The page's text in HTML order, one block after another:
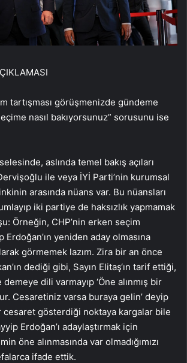
tartışması görüşmenizde gündeme
nasıl bakıyorsunuz” sorusunu ise
aslında temel bakış açıları
ile veya İYİ Parti’nin kurumsal
arasında nüans var. Bu nüansları
iki partiye de haksızlık yapmamak
Örneğin, CHP’nin erken seçim
yeniden aday olmasına
görmemek lazım. Zira bir an önce
dediği gibi, Sayın Elitaş‘ın tarif ettiği,
demeye dili varmayıp ‘Öne alınmış bir
Cesaretiniz varsa buraya gelin’ deyip
cesaret gösterdiği noktaya kargalar bile
Erdoğan’ı adaylaştırmak için
öne alınmasında var olmadığımızı
ifade ettik.